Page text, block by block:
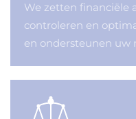
We zetten financiële
controleren en
en ondersteunen uw